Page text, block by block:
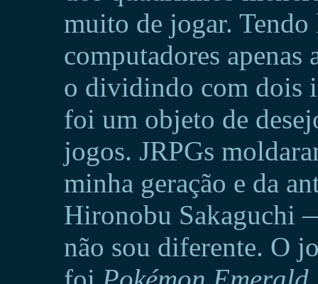
muito de jogar. Tendo
computadores apenas
o dividindo com dois
foi um objeto de
jogos. JRPGs
minha geração e da
Hironobu Sakaguchi
não sou diferente. O